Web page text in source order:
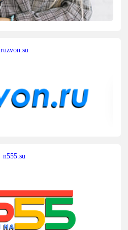
ruzvon.su
n555.su